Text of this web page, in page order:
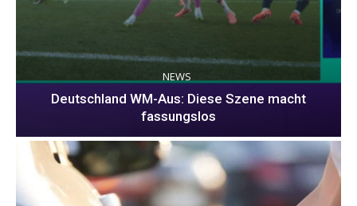
NEWS
Deutschland WM-Aus: Diese Szene macht
fassungslos